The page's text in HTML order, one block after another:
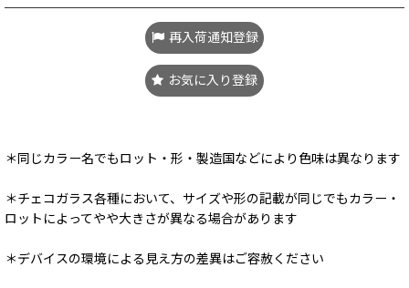
再入荷通知登録
お気に入り登録
＊同じカラー名でもロット・形・製造国などにより色味は異なります
＊チェコガラス各種において、サイズや形の記載が同じでもカラー・
ロットによってやや大きさが異なる場合があります
＊デバイスの環境による見え方の差異はご容赦ください